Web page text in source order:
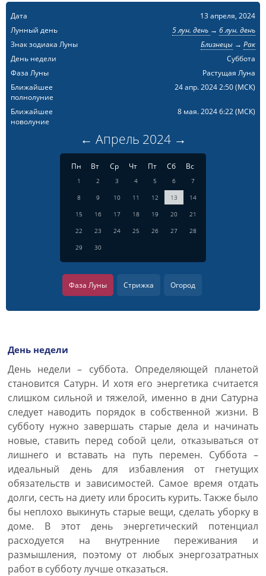
Дата
13 апреля, 2024
Лунный день
5 лун. день → 6 лун. день
Знак зодиака Луны
Близнецы→ Рак
День недели
Суббота
Фаза Луны
Растущая Луна
Ближайшее
полнолуние
24 апр. 2024 2:50(МСК)
Ближайшее
новолуние
8 мая. 2024 6:22(МСК)
← Апрель 2024 →
Пн Вт Ср Чт Пт Сб Вс
1 2 3 4 5 6
7
8
9 10 11 12 13
14
15
16 17 18 19 20
21
22
23 24 25 26 27
28
29
30
Фаза Луны Стрижка Огород
День недели
День недели – суббота. Определяющей планетой
становится Сатурн. И хотя его энергетика считается
слишком сильной и тяжелой, именно в дни Сатурна
следует наводить порядок в собственной жизни. В
субботу нужно завершать старые дела и начинать
новые, ставить перед собой цели, отказываться от
лишнего и вставать на путь перемен. Суббота –
идеальный день для избавления от гнетущих
обязательств и зависимостей. Самое время отдать
долги, сесть на диету или бросить курить. Также было
бы неплохо выкинуть старые вещи, сделать уборку в
доме. В этот день энергетический потенциал
расходуется на внутренние переживания и
размышления, поэтому от любых энергозатратных
работ в субботу лучше отказаться.